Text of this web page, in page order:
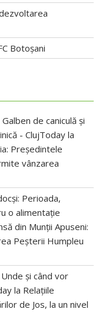
Botoșani
de caniculă și
- ClujToday la
Președintele
vânzarea
Perioada,
o alimentație
din Munții Apuseni:
Peșterii Humpleu
și când vor
la Relațiile
de Jos, la un nivel